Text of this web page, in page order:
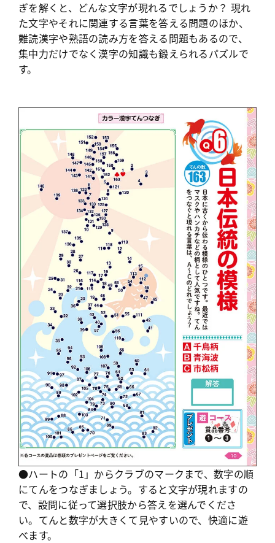
ぎを解くと、どんな文字が現れるでしょうか？ 現れ
た文字やそれに関連する言葉を答える問題のほか、
難読漢字や熟語の読み方を答える問題もあるので、
集中力だけでなく漢字の知識も鍛えられるパズルで
す。
●ハートの「1」からクラブのマークまで、数字の順
にてんをつなぎましょう。すると文字が現れますの
で、設問に従って選択肢から答えを選んでくださ
い。てんと数字が大きくて見やすいので、快適に遊
べます。